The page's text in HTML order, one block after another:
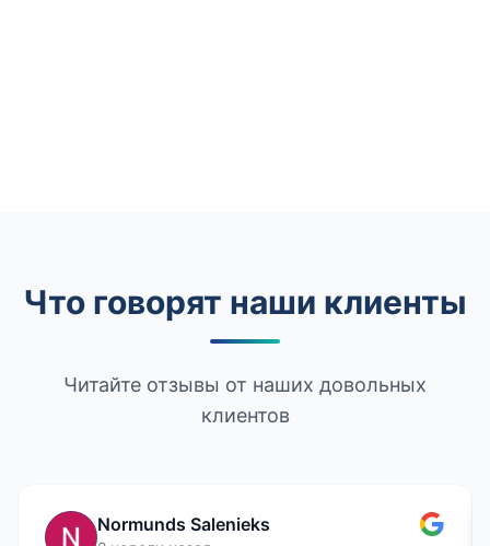
Что говорят наши клиенты
Читайте отзывы от наших довольных
клиентов
Normunds Salenieks